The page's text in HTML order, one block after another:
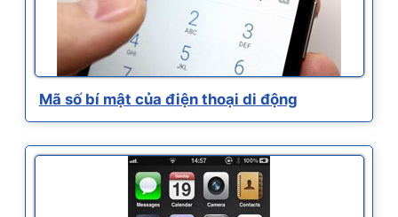
Mã số bí mật của điện thoại di động